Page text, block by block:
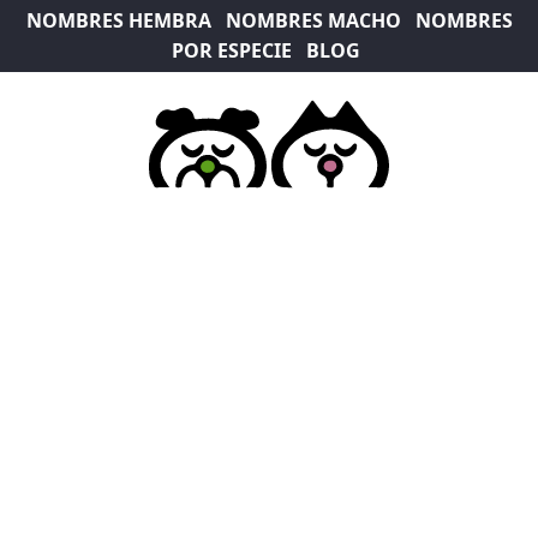
NOMBRES HEMBRA NOMBRES MACHO
NOMBRES
POR ESPECIE
BLOG